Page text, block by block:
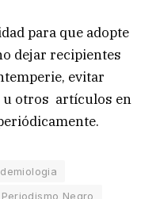
para que adopte
dejar recipientes
evitar
u otros artículos en
Periodismo Negro